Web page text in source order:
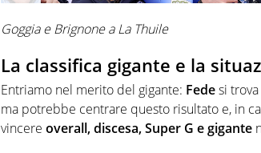
Goggia e Brignone a La Thuile
La classifica gigante e la
Entriamo nel merito del gigante: Fedesi
ma potrebbe centrare questo risultato e, in
vincere overall, discesa, Super G e gigante